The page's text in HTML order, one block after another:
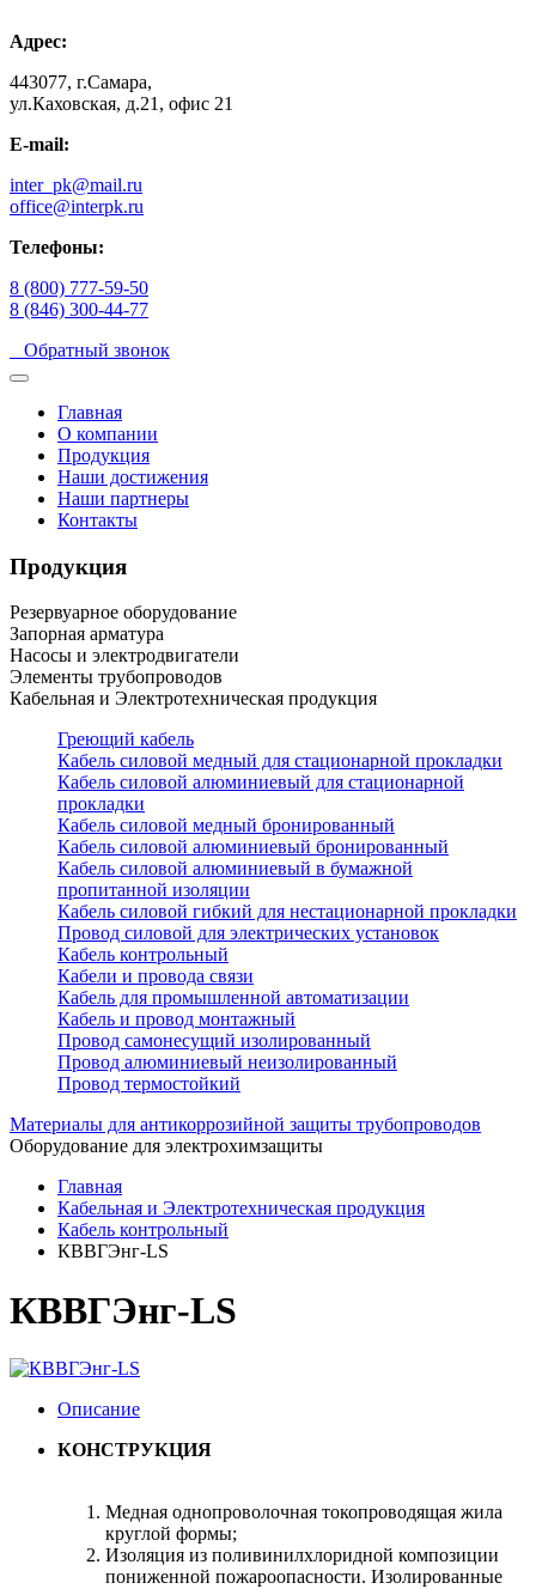
Адрес:
443077, г.Самара,
ул.Каховская, д.21, офис 21
E-mail:
inter_pk@mail.ru
office@interpk.ru
Телефоны:
8 (800) 777-59-50
8 (846) 300-44-77
Обратный звонок
Главная
О компании
Продукция
Наши достижения
Наши партнеры
Контакты
Продукция
Резервуарное оборудование
Запорная арматура
Насосы и электродвигатели
Элементы трубопроводов
Кабельная и Электротехническая продукция
Греющий кабель
Кабель силовой медный для стационарной прокладки
Кабель силовой алюминиевый для стационарной
прокладки
Кабель силовой медный бронированный
Кабель силовой алюминиевый бронированный
Кабель силовой алюминиевый в бумажной
пропитанной изоляции
Кабель силовой гибкий для нестационарной прокладки
Провод силовой для электрических установок
Кабель контрольный
Кабели и провода связи
Кабель для промышленной автоматизации
Кабель и провод монтажный
Провод самонесущий изолированный
Провод алюминиевый неизолированный
Провод термостойкий
Материалы для антикоррозийной защиты трубопроводов
Оборудование для электрохимзащиты
Главная
Кабельная и Электротехническая продукция
Кабель контрольный
КВВГЭнг-LS
КВВГЭнг-LS
Описание
КОНСТРУКЦИЯ
Медная однопроволочная токопроводящая жила
круглой формы;
Изоляция из поливинилхлоридной композиции
пониженной пожароопасности. Изолированные